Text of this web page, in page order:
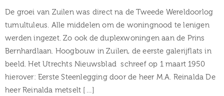
Verhalen
Zuilen
De groei van Zuilen was direct na de Tweede Wereldoorlog
tumultuleus. Alle middelen om de woningnood te lenigen
werden ingezet. Zo ook de duplexwoningen aan de Prins
Bernhardlaan. Hoogbouw in Zuilen, de eerste galerijflats in
beeld. Het Utrechts Nieuwsblad schreef op 1 maart 1950
hierover: Eerste Steenlegging door de heer M.A. Reinalda De
heer Reinalda metselt […]